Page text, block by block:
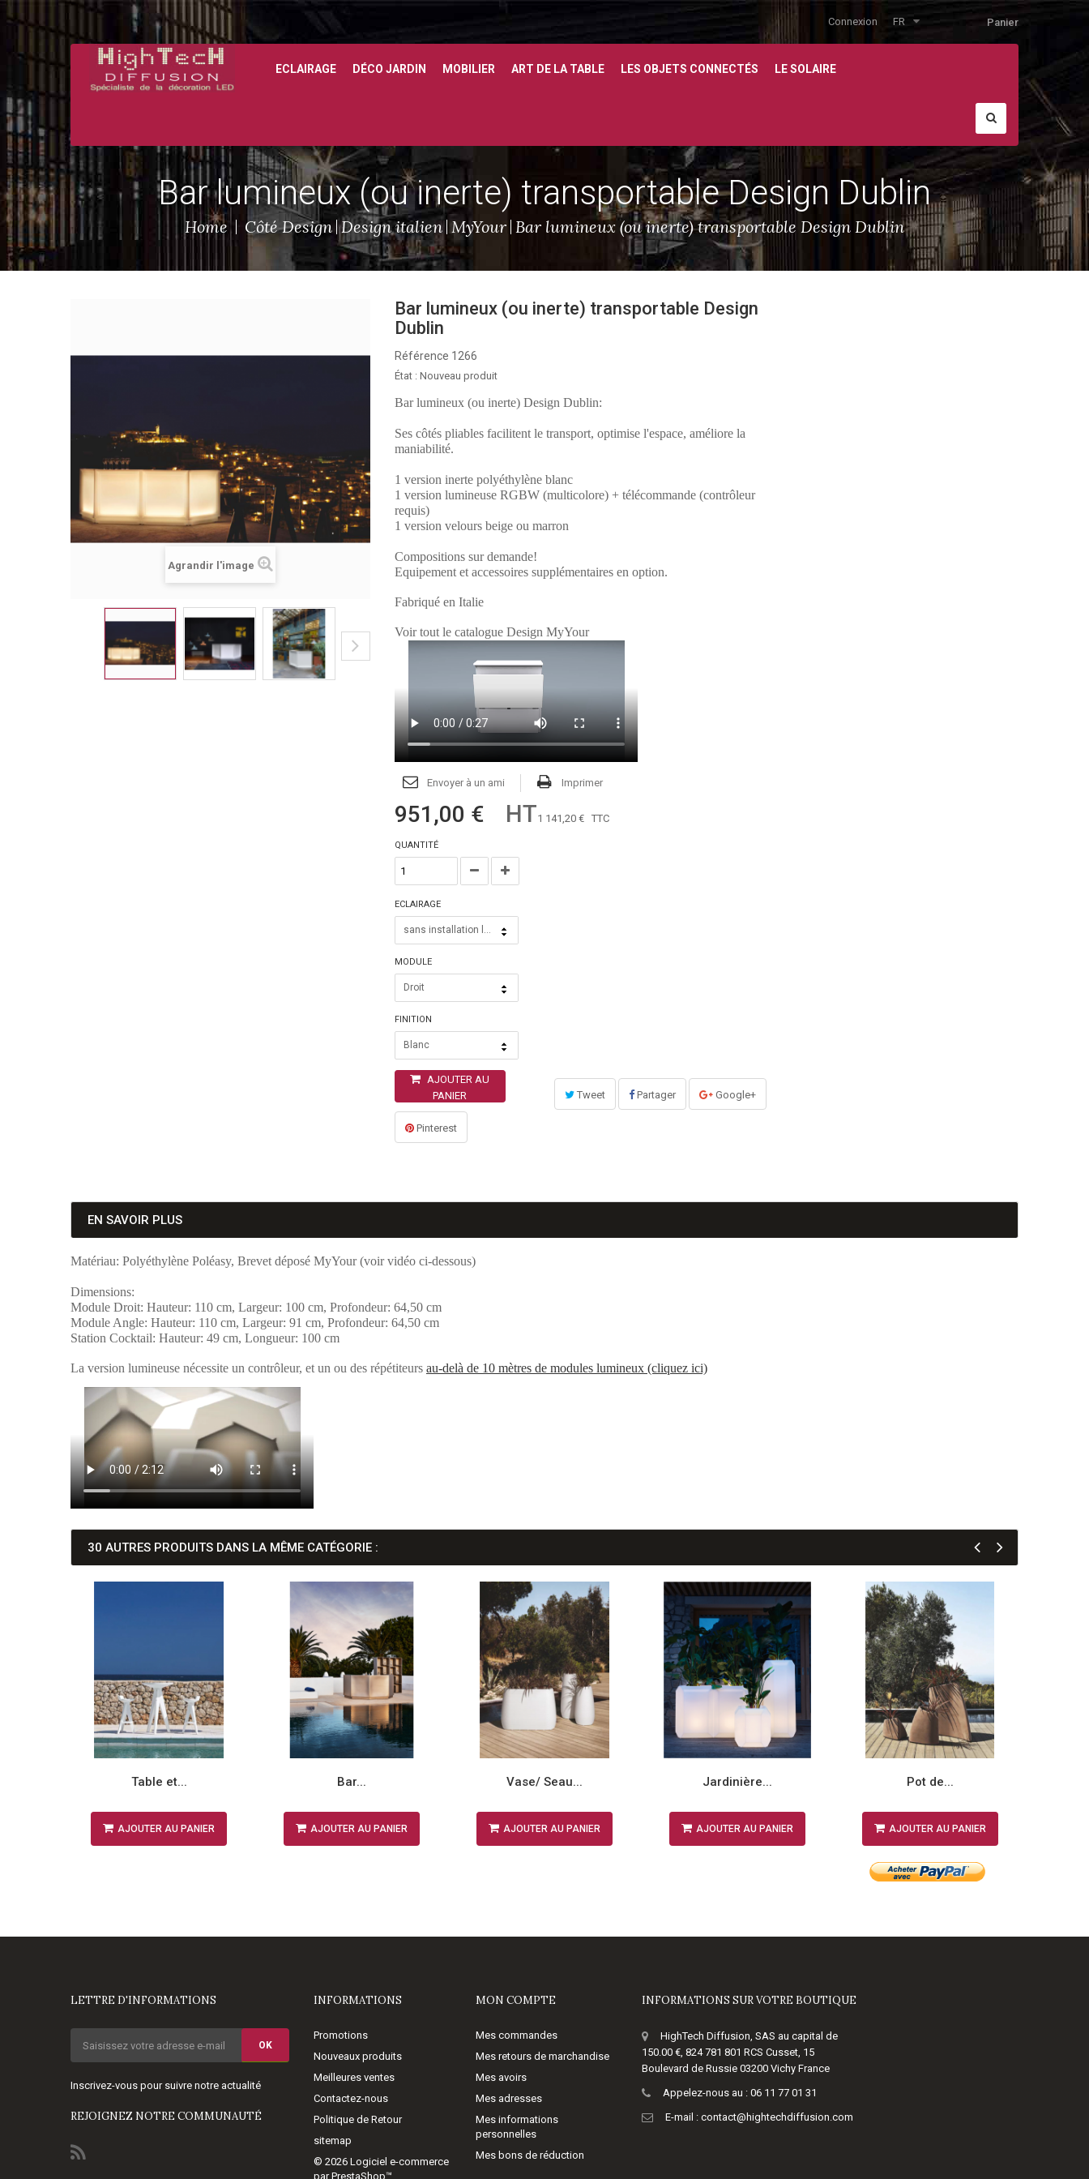
Panier
FR
Connexion
ECLAIRAGE DÉCO JARDIN MOBILIER ART DE LA TABLE LES OBJETS CONNECTÉS LE SOLAIRE
Bar lumineux (ou inerte) transportable Design Dublin
Home Côté Design Design italien MyYour Bar lumineux (ou inerte) transportable Design Dublin
Agrandir l'image
Bar lumineux (ou inerte) transportable Design
Dublin
Référence 1266
État : Nouveau produit
Bar lumineux (ou inerte) Design Dublin:
Ses côtés pliables facilitent le transport, optimise l'espace, améliore la
maniabilité.
1 version inerte polyéthylène blanc
1 version lumineuse RGBW (multicolore) + télécommande (contrôleur
requis)
1 version velours beige ou marron
Compositions sur demande!
Equipement et accessoires supplémentaires en option.
Fabriqué en Italie
Voir tout le catalogue Design MyYour
Envoyer à un ami Imprimer
951,00 € HT1 141,20 €TTC
QUANTITÉ
ECLAIRAGE
sans installation lumineuse
MODULE
Droit
FINITION
Blanc
AJOUTER AU
PANIER
Tweet Partager Google+
Pinterest
EN SAVOIR PLUS
Matériau: Polyéthylène Poléasy, Brevet déposé MyYour (voir vidéo ci-dessous)
Dimensions:
Module Droit: Hauteur: 110 cm, Largeur: 100 cm, Profondeur: 64,50 cm
Module Angle: Hauteur: 110 cm, Largeur: 91 cm, Profondeur: 64,50 cm
Station Cocktail: Hauteur: 49 cm, Longueur: 100 cm
La version lumineuse nécessite un contrôleur, et un ou des répétiteurs au-delà de 10 mètres de modules lumineux (cliquez ici)
30 AUTRES PRODUITS DANS LA MÊME CATÉGORIE :
Table et...
AJOUTER AU PANIER
Bar...
AJOUTER AU PANIER
Vase/ Seau...
AJOUTER AU PANIER
Jardinière...
AJOUTER AU PANIER
Pot de...
AJOUTER AU PANIER
LETTRE D'INFORMATIONS
OK
Inscrivez-vous pour suivre notre actualité
REJOIGNEZ NOTRE COMMUNAUTÉ
INFORMATIONS
Promotions
Nouveaux produits
Meilleures ventes
Contactez-nous
Politique de Retour
sitemap
© 2026 Logiciel e-commerce
par PrestaShop™
MON COMPTE
Mes commandes
Mes retours de marchandise
Mes avoirs
Mes adresses
Mes informations
personnelles
Mes bons de réduction
INFORMATIONS SUR VOTRE BOUTIQUE
HighTech Diffusion, SAS au capital de
150.00 €, 824 781 801 RCS Cusset, 15
Boulevard de Russie 03200 Vichy France
Appelez-nous au : 06 11 77 01 31
E-mail : contact@hightechdiffusion.com